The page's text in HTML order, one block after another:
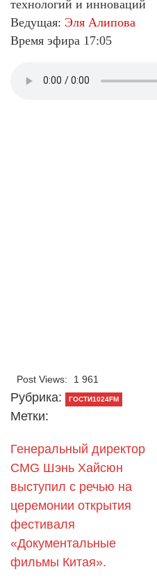
технологий и инноваций
Ведущая: Эля Алипова
Время эфира 17:05
Post Views: 1 961
Рубрика: ГОСТИ1024FM
Метки:
Генеральный директор
CMG Шэнь Хайсюн
выступил с речью на
церемонии открытия
фестиваля
«Документальные
фильмы Китая».